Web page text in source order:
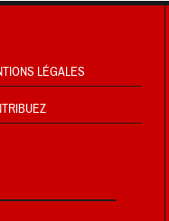
LÉGALES